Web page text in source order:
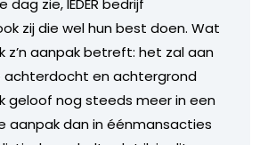
dag zie, IEDER bedrijf
zij die wel hun best doen. Wat
z’n aanpak betreft: het zal aan
achterdocht en achtergrond
geloof nog steeds meer in een
aanpak dan in éénmansacties